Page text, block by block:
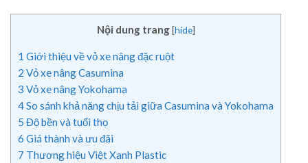
Nội dung trang [hide]
1 Giới thiệu về vỏ xe nâng đặc ruột
2 Vỏ xe nâng Casumina
3 Vỏ xe nâng Yokohama
4So sánh khả năng chịu tải giữa Casumina và Yokohama
5 Độ bền và tuổi thọ
6 Giá thành và ưu đãi
7 Thương hiệu Việt Xanh Plastic